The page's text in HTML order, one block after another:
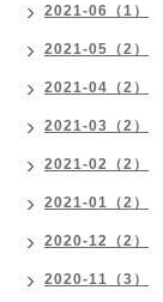
2021-06（1）
2021-05（2）
2021-04（2）
2021-03（2）
2021-02（2）
2021-01（2）
2020-12（2）
2020-11（3）